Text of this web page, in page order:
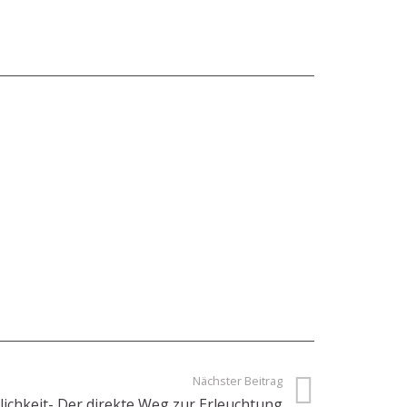
Nächster Beitrag